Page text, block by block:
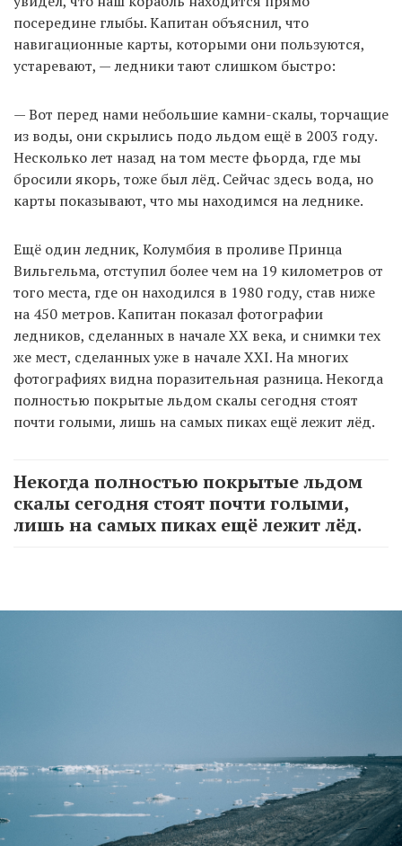
посередине глыбы. Капитан объяснил, что
навигационные карты, которыми они пользуются,
устаревают, — ледники тают слишком быстро:
— Вот перед нами небольшие камни-скалы, торчащие
из воды, они скрылись подо льдом ещё в 2003 году.
Несколько лет назад на том месте фьорда, где мы
бросили якорь, тоже был лёд. Сейчас здесь вода, но
карты показывают, что мы находимся на леднике.
Ещё один ледник, Колумбия в проливе Принца
Вильгельма, отступил более чем на 19 километров от
того места, где он находился в 1980 году, став ниже
на 450 метров. Капитан показал фотографии
ледников, сделанных в начале XX века, и снимки тех
же мест, сделанных уже в начале XXI. На многих
фотографиях видна поразительная разница. Некогда
полностью покрытые льдом скалы сегодня стоят
почти голыми, лишь на самых пиках ещё лежит лёд.
Некогда полностью покрытые льдом
скалы сегодня стоят почти голыми,
лишь на самых пиках ещё лежит лёд.